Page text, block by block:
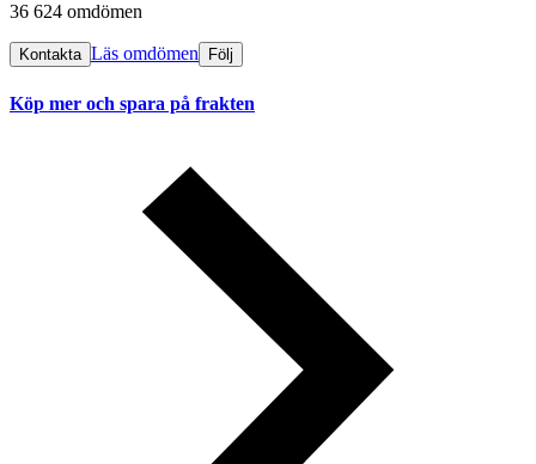
36 624 omdömen
Kontakta Läs omdömen Följ
Köp mer och spara på frakten